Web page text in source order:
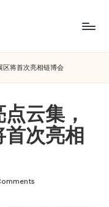
区将首次亮相链博会
云集，
次亮相